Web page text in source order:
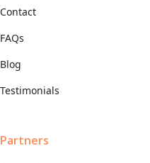
Contact
FAQs
Blog
Testimonials
Partners